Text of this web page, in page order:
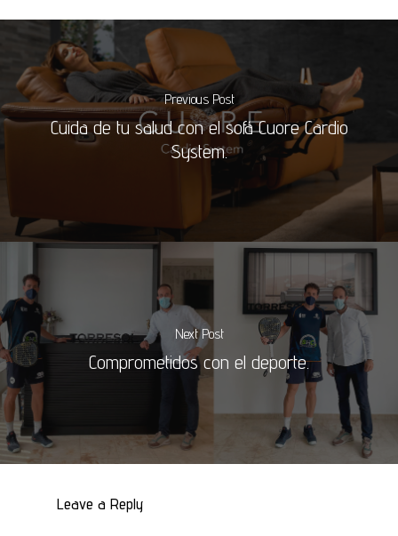
Previous Post
Cuida de tu salud con el sofá Cuore Cardio
System.
Next Post
Comprometidos con el deporte.
Leave a Reply